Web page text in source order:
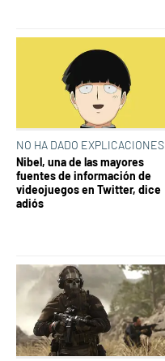
NO HA DADO EXPLICACIONES
Nibel, una de las mayores
fuentes de información de
videojuegos en Twitter, dice
adiós